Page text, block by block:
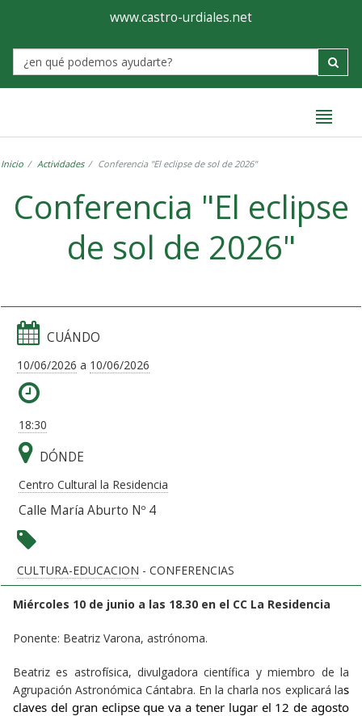
Ayuntamiento
de
Castro-
www.castro-urdiales.net
Label
Inicio Actividades Conferencia "El eclipse de sol de 2026"
Conferencia "El eclipse
de sol de 2026"
CUÁNDO
10/06/2026 a 10/06/2026
18:30
DÓNDE
Centro Cultural la Residencia
Calle María Aburto Nº 4
CULTURA-EDUCACION - CONFERENCIAS
Miércoles 10 de junio a las 18.30 en el CC La Residencia
Ponente: Beatriz Varona, astrónoma.
Beatriz es astrofísica, divulgadora científica y miembro de la
Agrupación Astronómica Cántabra. En la charla nos explicará las
claves del gran eclipse que va a tener lugar el 12 de agosto